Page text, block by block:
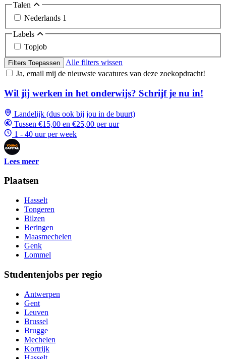
Talen
Nederlands 1
Labels
Topjob
Filters Toepassen
Alle filters wissen
Ja, email mij de nieuwste vacatures van deze zoekopdracht!
Wil jij werken in het onderwijs? Schrijf je nu in!
Landelijk (dus ook bij jou in de buurt)
Tussen €15,00 en €25,00 per uur
1 - 40 uur per week
Lees meer
Plaatsen
Hasselt
Tongeren
Bilzen
Beringen
Maasmechelen
Genk
Lommel
Studentenjobs per regio
Antwerpen
Gent
Leuven
Brussel
Brugge
Mechelen
Kortrijk